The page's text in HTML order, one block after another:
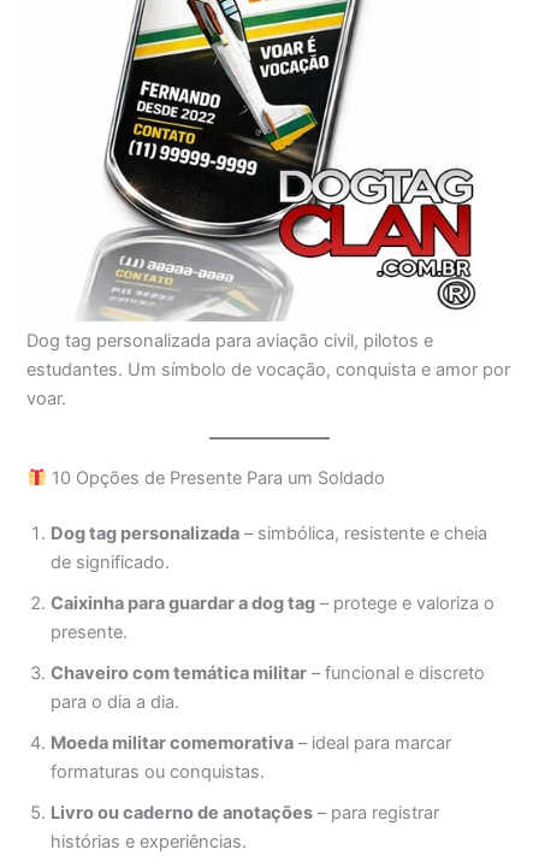
Dog tag personalizada para aviação civil, pilotos e
estudantes. Um símbolo de vocação, conquista e amor por
voar.
10 Opções de Presente Para um Soldado
Dog tag personalizada – simbólica, resistente e cheia
de significado.
Caixinha para guardar a dog tag – protege e valoriza o
presente.
Chaveiro com temática militar – funcional e discreto
para o dia a dia.
Moeda militar comemorativa – ideal para marcar
formaturas ou conquistas.
Livro ou caderno de anotações – para registrar
histórias e experiências.